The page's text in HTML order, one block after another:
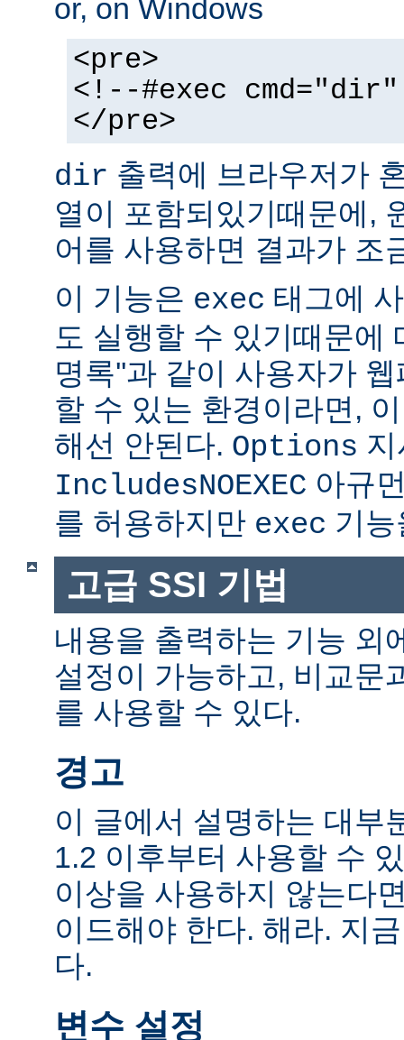
or, on Windows
<pre>
<!--#exec
</pre>
dir 출력에 브라우저가
열이 포함되있기때문에,
어를 사용하면 결과가 조
이 기능은 exec 태그에
도 실행할 수 있기때문에
명록''과 같이 사용자가
할 수 있는 환경이라면,
해선 안된다. Options
IncludesNOEXEC 아규
를 허용하지만 exec 기
고급 SSI 기법
내용을 출력하는 기능 외
설정이 가능하고, 비교문
를 사용할 수 있다.
경고
이 글에서 설명하는 대부
1.2 이후부터 사용할 수
이상을 사용하지 않는다
이드해야 한다. 해라. 지
다.
변수 설정